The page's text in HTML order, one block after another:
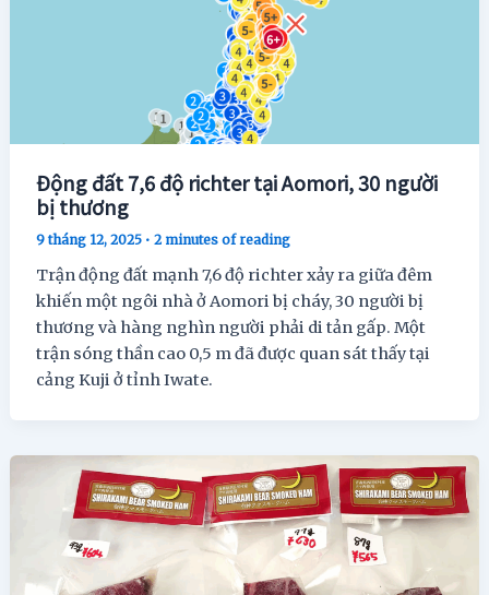
Động đất 7,6 độ richter tại Aomori, 30 người
bị thương
9 tháng 12, 2025 •2 minutes of reading
Trận động đất mạnh 7,6 độ richter xảy ra giữa đêm
khiến một ngôi nhà ở Aomori bị cháy, 30 người bị
thương và hàng nghìn người phải di tản gấp. Một
trận sóng thần cao 0,5 m đã được quan sát thấy tại
cảng Kuji ở tỉnh Iwate.